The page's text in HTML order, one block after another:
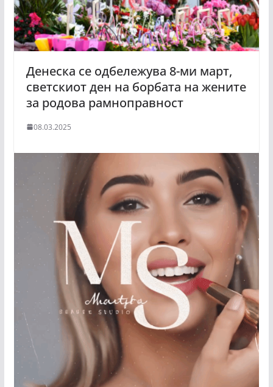
Денеска се одбележува 8-ми март,
светскиот ден на борбата на жените
за родова рамноправност
08.03.2025